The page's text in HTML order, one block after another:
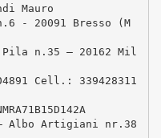
Mauro
- 20091 Bresso (M
n.35 – 20162 Mil
Cell.: 339428311
– Albo Artigiani nr.38